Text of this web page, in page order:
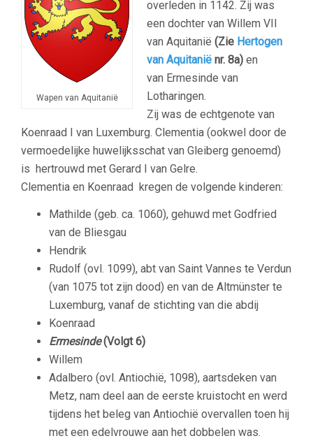
Wapen van Aquitanië
overleden in 1142. Zij was
een dochter van Willem VII
van Aquitanië (Zie Hertogen
van Aquitanië nr. 8a) en
van Ermesinde van
Lotharingen.
Zij was de echtgenote van
Koenraad I van Luxemburg. Clementia (ookwel door de
vermoedelijke huwelijksschat van Gleiberg genoemd)
is hertrouwd met Gerard I van Gelre.
Clementia en Koenraad kregen de volgende kinderen:
Mathilde (geb. ca. 1060), gehuwd met Godfried
van de Bliesgau
Hendrik
Rudolf (ovl. 1099), abt van Saint Vannes te Verdun
(van 1075 tot zijn dood) en van de Altmünster te
Luxemburg, vanaf de stichting van die abdij
Koenraad
Ermesinde(Volgt 6)
Willem
Adalbero (ovl. Antiochië, 1098), aartsdeken van
Metz, nam deel aan de eerste kruistocht en werd
tijdens het beleg van Antiochië overvallen toen hij
met een edelvrouwe aan het dobbelen was.